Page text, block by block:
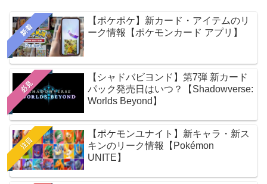
新着
【ポケポケ】新カード・アイテムのリ
ーク情報【ポケモンカード アプリ】
必見
【シャドバビヨンド】第7弾 新カード
パック発売日はいつ？【Shadowverse:
Worlds Beyond】
注目
【ポケモンユナイト】新キャラ・新ス
キンのリーク情報【Pokémon
UNITE】